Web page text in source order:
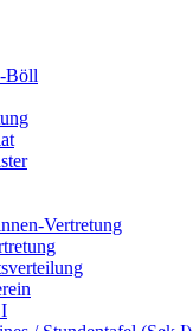
Böll
Vertretung